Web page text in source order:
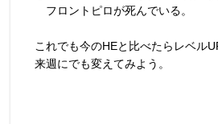
フロントピロが死んでいる。
これでも今のHEと比べたらレベル
来週にでも変えてみよう。